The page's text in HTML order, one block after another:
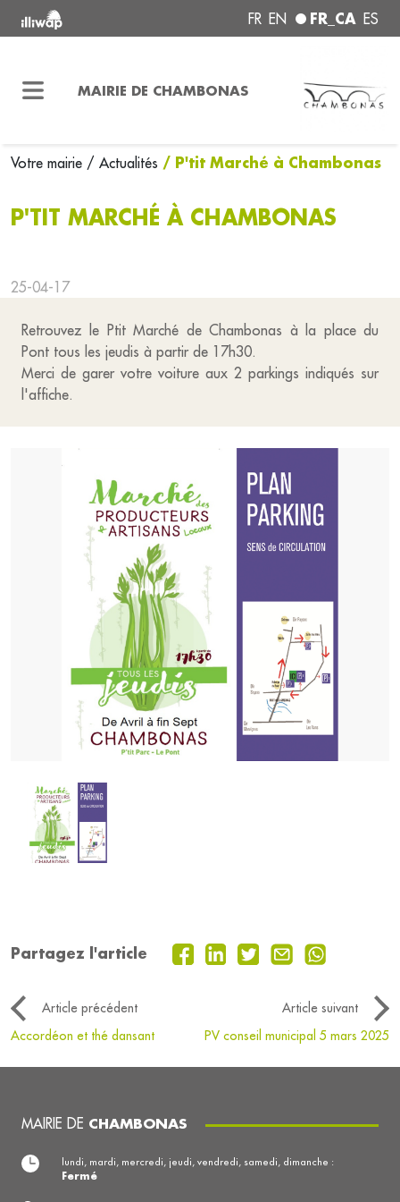
FR EN FR_CA ES
MAIRIE DE CHAMBONAS
Votre mairie / Actualités / P'tit Marché à Chambonas
P'TIT MARCHÉ À CHAMBONAS
25-04-17
Retrouvez le Ptit Marché de Chambonas à la place du
Pont tous les jeudis à partir de 17h30.
Merci de garer votre voiture aux 2 parkings indiqués sur
l'affiche.
Partagez l'article
Article précédent
Article suivant
Accordéon et thé dansant
PV conseil municipal 5 mars 2025
MAIRIE DE CHAMBONAS
lundi, mardi, mercredi, jeudi, vendredi, samedi, dimanche :
Fermé